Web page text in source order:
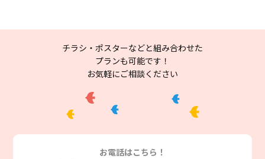
チラシ・ポスターなどと組み合わせた
プランも可能です！
お気軽にご相談ください
お電話はこちら！